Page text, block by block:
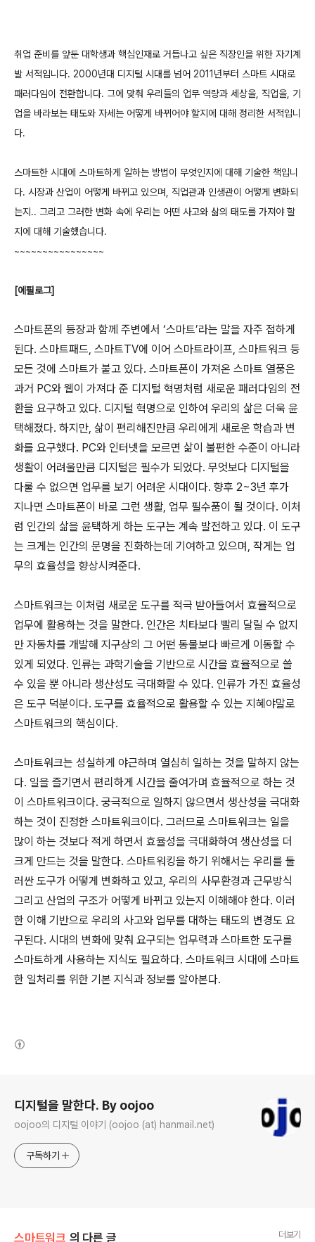
취업 준비를 앞둔 대학생과 핵심인재로 거듭나고 싶은 직장인을 위한 자기계
발 서적입니다. 2000년대 디지털 시대를 넘어 2011년부터 스마트 시대로
패러다임이 전환합니다. 그에 맞춰 우리들의 업무 역량과 세상을, 직업을, 기
업을 바라보는 태도와 자세는 어떻게 바뀌어야 할지에 대해 정리한 서적입니
다.
스마트한 시대에 스마트하게 일하는 방법이 무엇인지에 대해 기술한 책입니
다. 시장과 산업이 어떻게 바뀌고 있으며, 직업관과 인생관이 어떻게 변화되
는지.. 그리고 그러한 변화 속에 우리는 어떤 사고와 삶의 태도를 가져야 할
지에 대해 기술했습니다.
~~~~~~~~~~~~~~~~
[에필로그]
스마트폰의 등장과 함께 주변에서 ‘스마트’라는 말을 자주 접하게
된다. 스마트패드, 스마트TV에 이어 스마트라이프, 스마트워크 등
모든 것에 스마트가 붙고 있다. 스마트폰이 가져온 스마트 열풍은
과거 PC와 웹이 가져다 준 디지털 혁명처럼 새로운 패러다임의 전
환을 요구하고 있다. 디지털 혁명으로 인하여 우리의 삶은 더욱 윤
택해졌다. 하지만, 삶이 편리해진만큼 우리에게 새로운 학습과 변
화를 요구했다. PC와 인터넷을 모르면 삶이 불편한 수준이 아니라
생활이 어려울만큼 디지털은 필수가 되었다. 무엇보다 디지털을
다룰 수 없으면 업무를 보기 어려운 시대이다. 향후 2~3년 후가
지나면 스마트폰이 바로 그런 생활, 업무 필수품이 될 것이다. 이처
럼 인간의 삶을 윤택하게 하는 도구는 계속 발전하고 있다. 이 도구
는 크게는 인간의 문명을 진화하는데 기여하고 있으며, 작게는 업
무의 효율성을 향상시켜준다.
스마트워크는 이처럼 새로운 도구를 적극 받아들여서 효율적으로
업무에 활용하는 것을 말한다. 인간은 치타보다 빨리 달릴 수 없지
만 자동차를 개발해 지구상의 그 어떤 동물보다 빠르게 이동할 수
있게 되었다. 인류는 과학기술을 기반으로 시간을 효율적으로 쓸
수 있을 뿐 아니라 생산성도 극대화할 수 있다. 인류가 가진 효율성
은 도구 덕분이다. 도구를 효율적으로 활용할 수 있는 지혜야말로
스마트워크의 핵심이다.
스마트워크는 성실하게 야근하며 열심히 일하는 것을 말하지 않는
다. 일을 즐기면서 편리하게 시간을 줄여가며 효율적으로 하는 것
이 스마트워크이다. 궁극적으로 일하지 않으면서 생산성을 극대화
하는 것이 진정한 스마트워크이다. 그러므로 스마트워크는 일을
많이 하는 것보다 적게 하면서 효율성을 극대화하여 생산성을 더
크게 만드는 것을 말한다. 스마트워킹을 하기 위해서는 우리를 둘
러싼 도구가 어떻게 변화하고 있고, 우리의 사무환경과 근무방식
그리고 산업의 구조가 어떻게 바뀌고 있는지 이해해야 한다. 이러
한 이해 기반으로 우리의 사고와 업무를 대하는 태도의 변경도 요
구된다. 시대의 변화에 맞춰 요구되는 업무력과 스마트한 도구를
스마트하게 사용하는 지식도 필요하다. 스마트워크 시대에 스마트
한 일처리를 위한 기본 지식과 정보를 알아본다.
디지털을 말한다. By oojoo
oojoo의 디지털 이야기 (oojoo (at) hanmail.net)
구독하기
스마트워크 의 다른 글 더보기